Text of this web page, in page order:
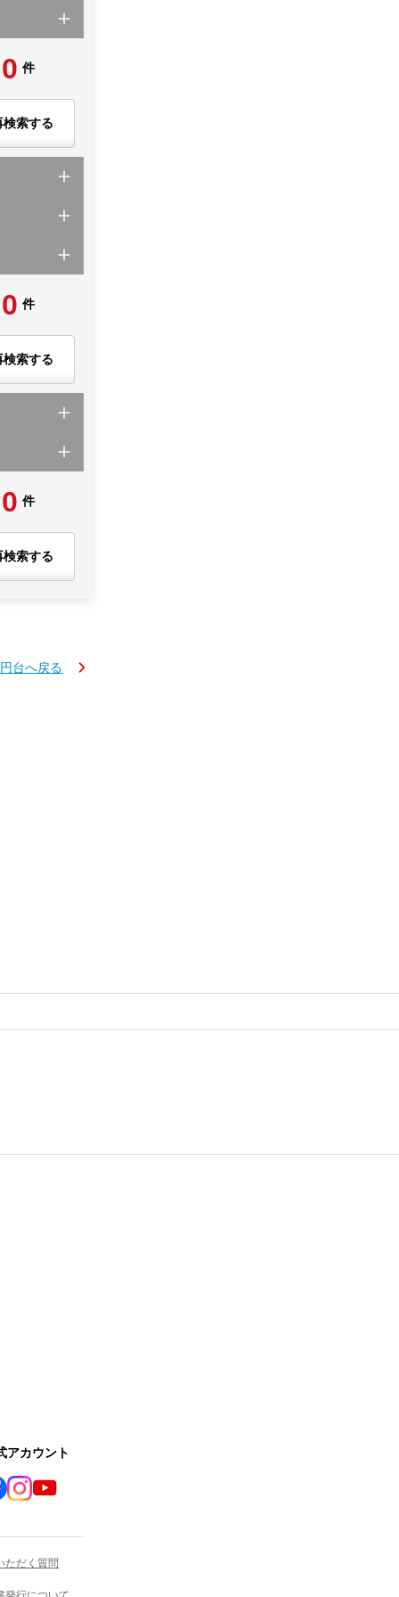
0 件
検索する
0 件
検索する
0 件
検索する
台へ戻る
アカウント
ただく質問